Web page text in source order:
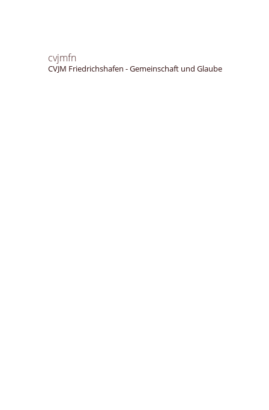
cvjmfn
CVJM Friedrichshafen - Gemeinschaft und Glaube